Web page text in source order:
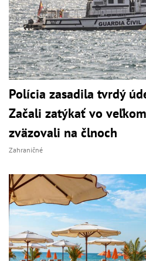
Polícia zasadila tvrdý
Začali zatýkať vo
zväzovali na člnoch
Zahraničné